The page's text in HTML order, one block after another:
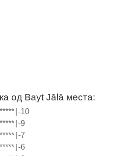
од Bayt Jālā места:
-10
-9
-7
-6